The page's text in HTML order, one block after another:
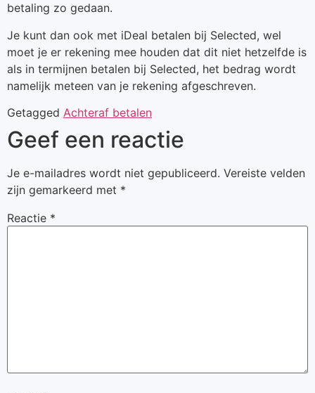
betaling zo gedaan.
Je kunt dan ook met iDeal betalen bij Selected, wel
moet je er rekening mee houden dat dit niet hetzelfde is
als in termijnen betalen bij Selected, het bedrag wordt
namelijk meteen van je rekening afgeschreven.
Getagged Achteraf betalen
Geef een reactie
Je e-mailadres wordt niet gepubliceerd. Vereiste velden
zijn gemarkeerd met *
Reactie *